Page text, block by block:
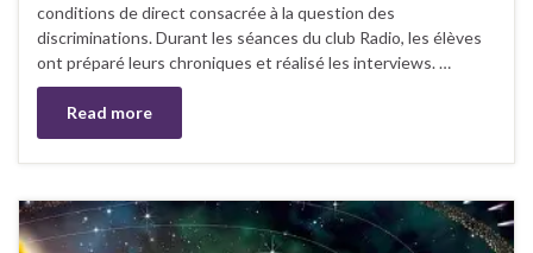
conditions de direct consacrée à la question des
discriminations. Durant les séances du club Radio, les élèves
ont préparé leurs chroniques et réalisé les interviews. …
Read more